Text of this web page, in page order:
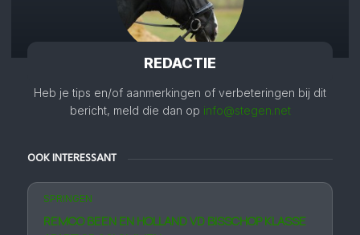
REDACTIE
Heb je tips en/of aanmerkingen of verbeteringen bij dit
bericht, meld die dan op info@stegen.net
OOK INTERESSANT
SPRINGEN
REMCO BEEN EN HOLLAND VD BISSCHOP KLASSE